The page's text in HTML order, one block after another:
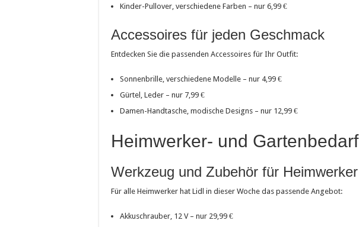
Kinder-Pullover, verschiedene Farben – nur 6,99 €
Accessoires für jeden Geschmack
Entdecken Sie die passenden Accessoires für Ihr Outfit:
Sonnenbrille, verschiedene Modelle – nur 4,99 €
Gürtel, Leder – nur 7,99 €
Damen-Handtasche, modische Designs – nur 12,99 €
Heimwerker- und Gartenbedarf
Werkzeug und Zubehör für Heimwerker
Für alle Heimwerker hat Lidl in dieser Woche das passende Angebot:
Akkuschrauber, 12 V – nur 29,99 €